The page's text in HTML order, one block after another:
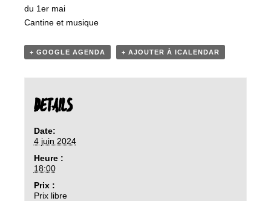
du 1er mai
Cantine et musique
+ GOOGLE AGENDA + AJOUTER À ICALENDAR
DETAILS
Date:
4 juin 2024
Heure :
18:00
Prix :
Prix libre